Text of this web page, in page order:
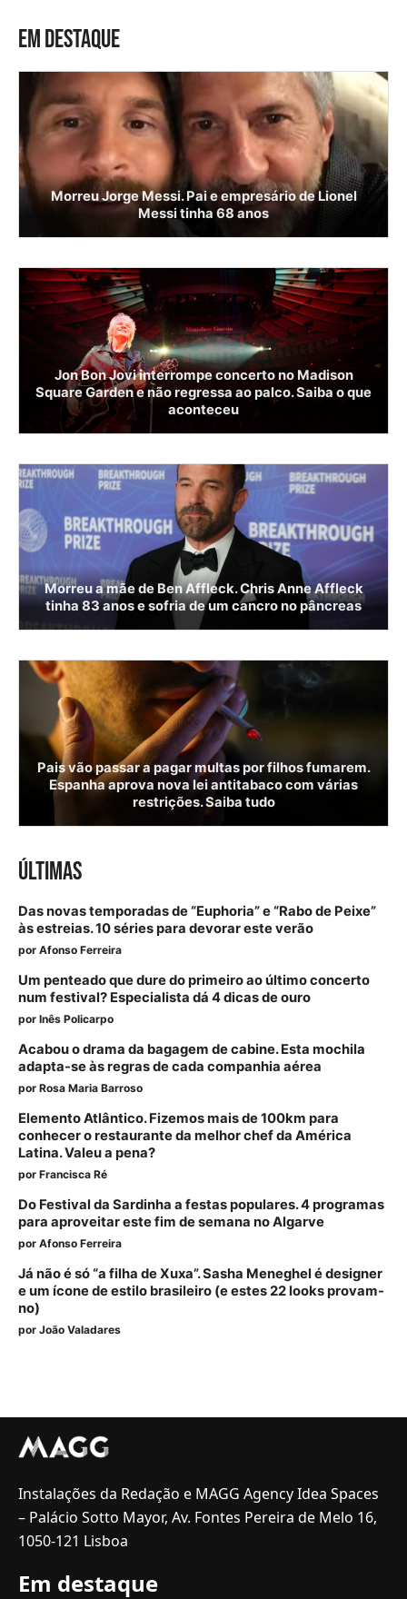
EM DESTAQUE
Morreu Jorge Messi. Pai e empresário de Lionel
Messi tinha 68 anos
Jon Bon Jovi interrompe concerto no Madison
Square Garden e não regressa ao palco. Saiba o que
aconteceu
Morreu a mãe de Ben Affleck. Chris Anne Affleck
tinha 83 anos e sofria de um cancro no pâncreas
Pais vão passar a pagar multas por filhos fumarem.
Espanha aprova nova lei antitabaco com várias
restrições. Saiba tudo
ÚLTIMAS
Das novas temporadas de “Euphoria” e “Rabo de Peixe”
às estreias. 10 séries para devorar este verão
por Afonso Ferreira
Um penteado que dure do primeiro ao último concerto
num festival? Especialista dá 4 dicas de ouro
por Inês Policarpo
Acabou o drama da bagagem de cabine. Esta mochila
adapta-se às regras de cada companhia aérea
por Rosa Maria Barroso
Elemento Atlântico. Fizemos mais de 100km para
conhecer o restaurante da melhor chef da América
Latina. Valeu a pena?
por Francisca Ré
Do Festival da Sardinha a festas populares. 4 programas
para aproveitar este fim de semana no Algarve
por Afonso Ferreira
Já não é só “a filha de Xuxa”. Sasha Meneghel é designer
e um ícone de estilo brasileiro (e estes 22 looks provam-
no)
por João Valadares
Instalações da Redação e MAGG Agency Idea Spaces
– Palácio Sotto Mayor, Av. Fontes Pereira de Melo 16,
1050-121 Lisboa
Em destaque